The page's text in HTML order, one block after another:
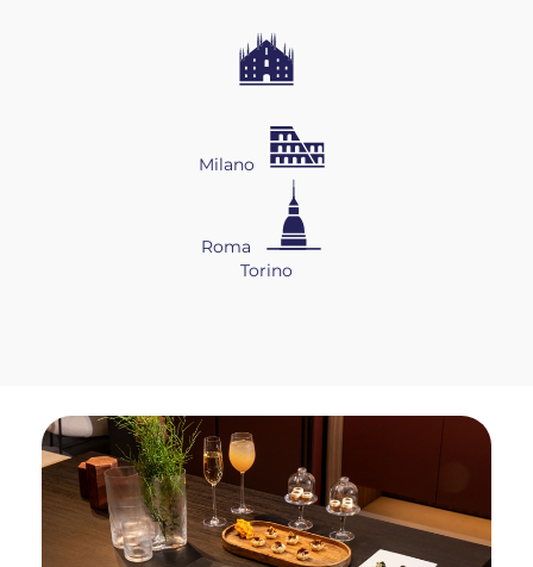
Milano
Roma
Torino